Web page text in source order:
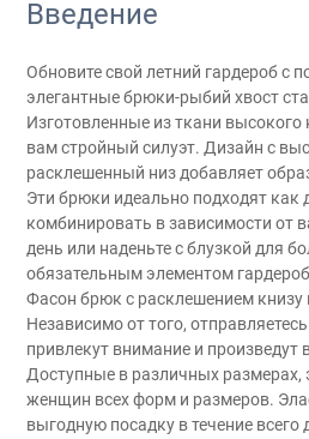
Введение
Обновите свой летний гардероб с
элегантные брюки-рыбий хвост
Изготовленные из ткани
вам стройный силуэт. Дизайн с
расклешенный низ добавляет
Эти брюки идеально подходят
комбинировать в зависимости от
день или наденьте с блузкой для
обязательным элементом
Фасон брюк с расклешением
Независимо от того,
привлекут внимание и произведут
Доступные в различных размерах,
женщин всех форм и размеров.
выгодную посадку в течение всего